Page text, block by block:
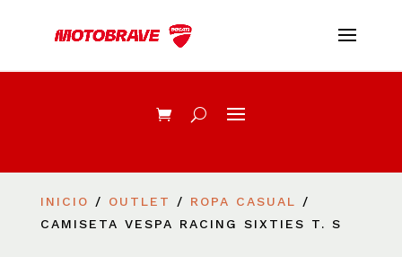
INICIO / OUTLET / ROPA CASUAL
/
CAMISETA VESPA RACING SIXTIES T. S